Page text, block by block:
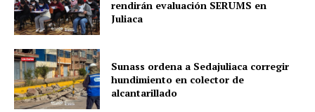
SUSCRIBETE
rendirán evaluación SERUMS en
Juliaca
Sunass ordena a Sedajuliaca corregir
hundimiento en colector de
alcantarillado